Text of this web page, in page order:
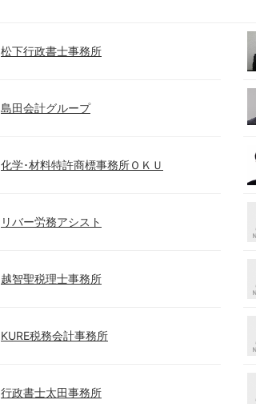
松下行政書士事務所
島田会計グループ
化学･材料特許商標事務所ＯＫＵ
リバー労務アシスト
越智聖税理士事務所
KURE税務会計事務所
行政書士太田事務所